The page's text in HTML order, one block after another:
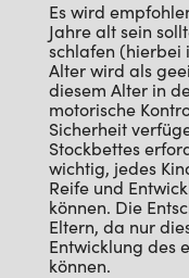
Es wird
Jahre alt sein
schlafen (hierbei
Alter wird als
diesem Alter in
motorische
Sicherheit
Stockbettes
wichtig, jedes
Reife und
können. Die
Eltern, da nur
Entwicklung des
können.